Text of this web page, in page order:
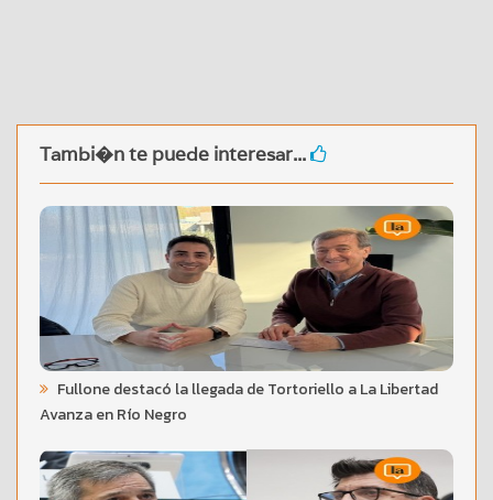
Tambi�n te puede interesar...
Fullone destacó la llegada de Tortoriello a La Libertad
Avanza en Río Negro